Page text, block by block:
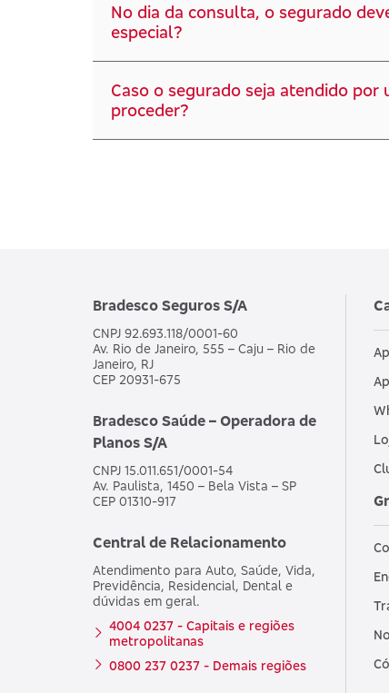
No dia da consulta, o segurado
especial?
Caso o segurado seja atendido
proceder?
Bradesco Seguros S/A
CNPJ 92.693.118/0001-60
Av. Rio de Janeiro, 555 – Caju – Rio de
Janeiro, RJ
CEP 20931-675
Bradesco Saúde – Operadora de
Planos S/A
CNPJ 15.011.651/0001-54
Av. Paulista, 1450 – Bela Vista – SP
CEP 01310-917
Central de Relacionamento
Atendimento para Auto, Saúde, Vida,
Previdência, Residencial, Dental e
dúvidas em geral.
4004 0237 - Capitais e regiões
metropolitanas
0800 237 0237 - Demais regiões